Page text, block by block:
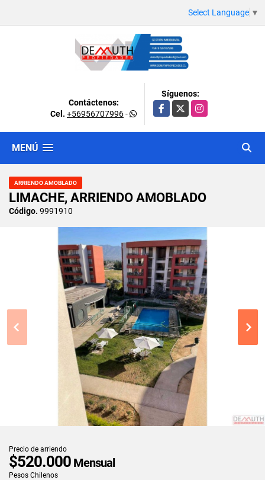
Select Language ▼
Contáctenos:
Cel. +56956707996-
Síguenos:
Facebook
X Instagram
MENÚ
ARRIENDO AMOBLADO
LIMACHE, ARRIENDO AMOBLADO
Código. 9991910
Precio de arriendo
$520.000 Mensual
Pesos Chilenos